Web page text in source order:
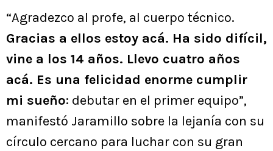
“Agradezco al profe, al cuerpo técnico.
Gracias a ellos estoy acá. Ha sido difícil,
vine a los 14 años. Llevo cuatro años
acá. Es una felicidad enorme cumplir
mi sueño: debutar en el primer equipo”,
manifestó Jaramillo sobre la lejanía con su
círculo cercano para luchar con su gran